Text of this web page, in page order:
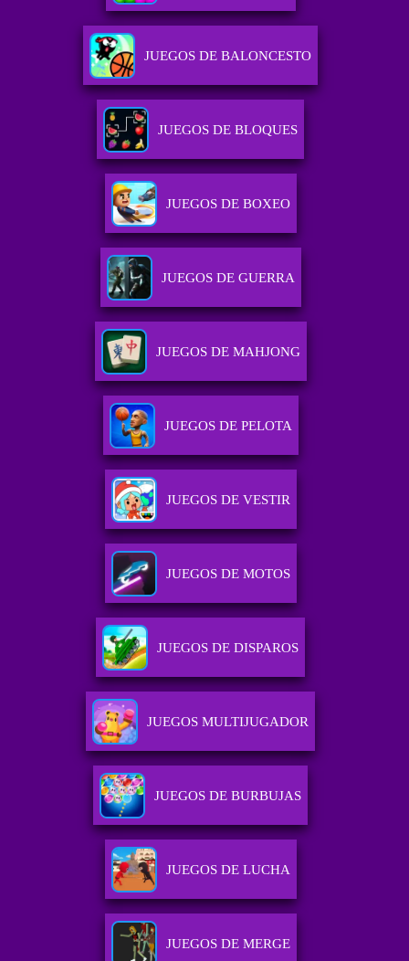
JUEGOS DE BALONCESTO
JUEGOS DE BLOQUES
JUEGOS DE BOXEO
JUEGOS DE GUERRA
JUEGOS DE MAHJONG
JUEGOS DE PELOTA
JUEGOS DE VESTIR
JUEGOS DE MOTOS
JUEGOS DE DISPAROS
JUEGOS MULTIJUGADOR
JUEGOS DE BURBUJAS
JUEGOS DE LUCHA
JUEGOS DE MERGE